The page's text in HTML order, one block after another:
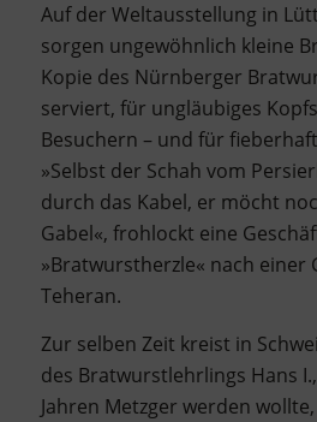
Auf der Weltausstellung in
sorgen ungewöhnlich kleine
Kopie des Nürnberger
serviert, für ungläubiges
Besuchern – und für
»Selbst der Schah vom
durch das Kabel, er möcht
Gabel«, frohlockt eine
»Bratwurstherzle« nach einer
Teheran.
Zur selben Zeit kreist in
des Bratwurstlehrlings Hans
Jahren Metzger werden